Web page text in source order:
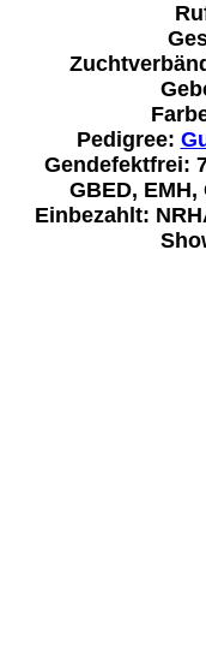
Pedigree:
Gendefektfrei:
GBED, EMH,
Einbezahlt: